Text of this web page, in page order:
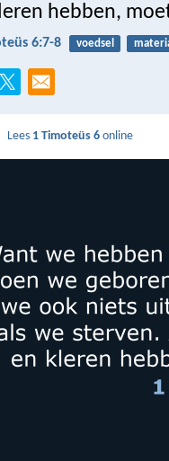
hebben,
6:7-8 voedsel
Lees 1 Timoteüs 6 online